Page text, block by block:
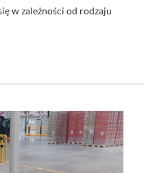
w zależności od rodzaju